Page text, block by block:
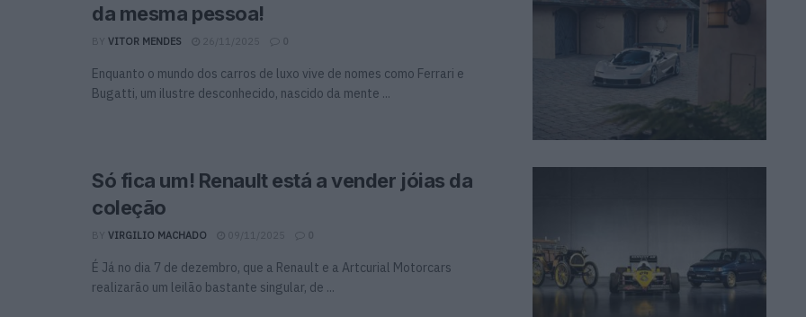
da mesma pessoa!
BY VITOR MENDES 0
Enquanto o mundo dos carros de luxo vive de nomes como Ferrari e
Bugatti, um ilustre desconhecido, nascido da mente ...
Só fica um! Renault está a vender jóias da
coleção
BY VIRGILIO MACHADO 0
É Já no dia 7 de dezembro, que a Renault e a Artcurial Motorcars
realizarão um leilão bastante singular, de ...